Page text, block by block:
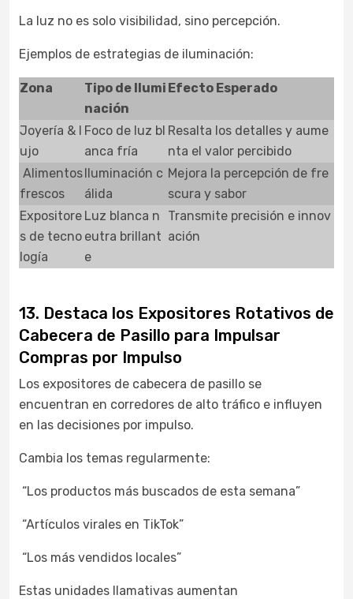
La luz no es solo visibilidad, sino percepción.
Ejemplos de estrategias de iluminación:
Zona
Tipo de Ilumi
nación
Efecto Esperado
Joyería & l
ujo
Foco de luz bl
anca fría
Resalta los detalles y aume
nta el valor percibido
Alimentos
frescos
Iluminación c
álida
Mejora la percepción de fre
scura y sabor
Expositore
s de tecno
logía
Luz blanca n
eutra brillant
e
Transmite precisión e innov
ación
13. Destaca los Expositores Rotativos de
Cabecera de Pasillo para Impulsar
Compras por Impulso
Los expositores de cabecera de pasillo se
encuentran en corredores de alto tráfico e influyen
en las decisiones por impulso.
Cambia los temas regularmente:
“Los productos más buscados de esta semana”
“Artículos virales en TikTok”
“Los más vendidos locales”
Estas unidades llamativas aumentan